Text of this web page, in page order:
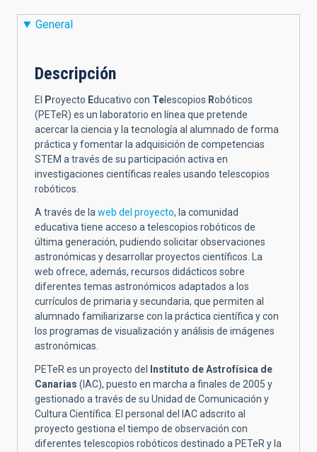
General
Descripción
El Proyecto Educativo con Telescopios Robóticos
(PETeR) es un laboratorio en línea que pretende
acercar la ciencia y la tecnología al alumnado de forma
práctica y fomentar la adquisición de competencias
STEM a través de su participación activa en
investigaciones científicas reales usando telescopios
robóticos.
A través de laweb del proyecto, la comunidad
educativa tiene acceso a telescopios robóticos de
última generación, pudiendo solicitar observaciones
astronómicas y desarrollar proyectos científicos. La
web ofrece, además, recursos didácticos sobre
diferentes temas astronómicos adaptados a los
currículos de primaria y secundaria, que permiten al
alumnado familiarizarse con la práctica científica y con
los programas de visualización y análisis de imágenes
astronómicas.
PETeR es un proyecto del
Instituto de Astrofísica de
Canarias (IAC), puesto en marcha a finales de 2005 y
gestionado a través de su Unidad de Comunicación y
Cultura Científica. El personal del IAC adscrito al
proyecto gestiona el tiempo de observación con
diferentes telescopios robóticos destinado a PETeR y la